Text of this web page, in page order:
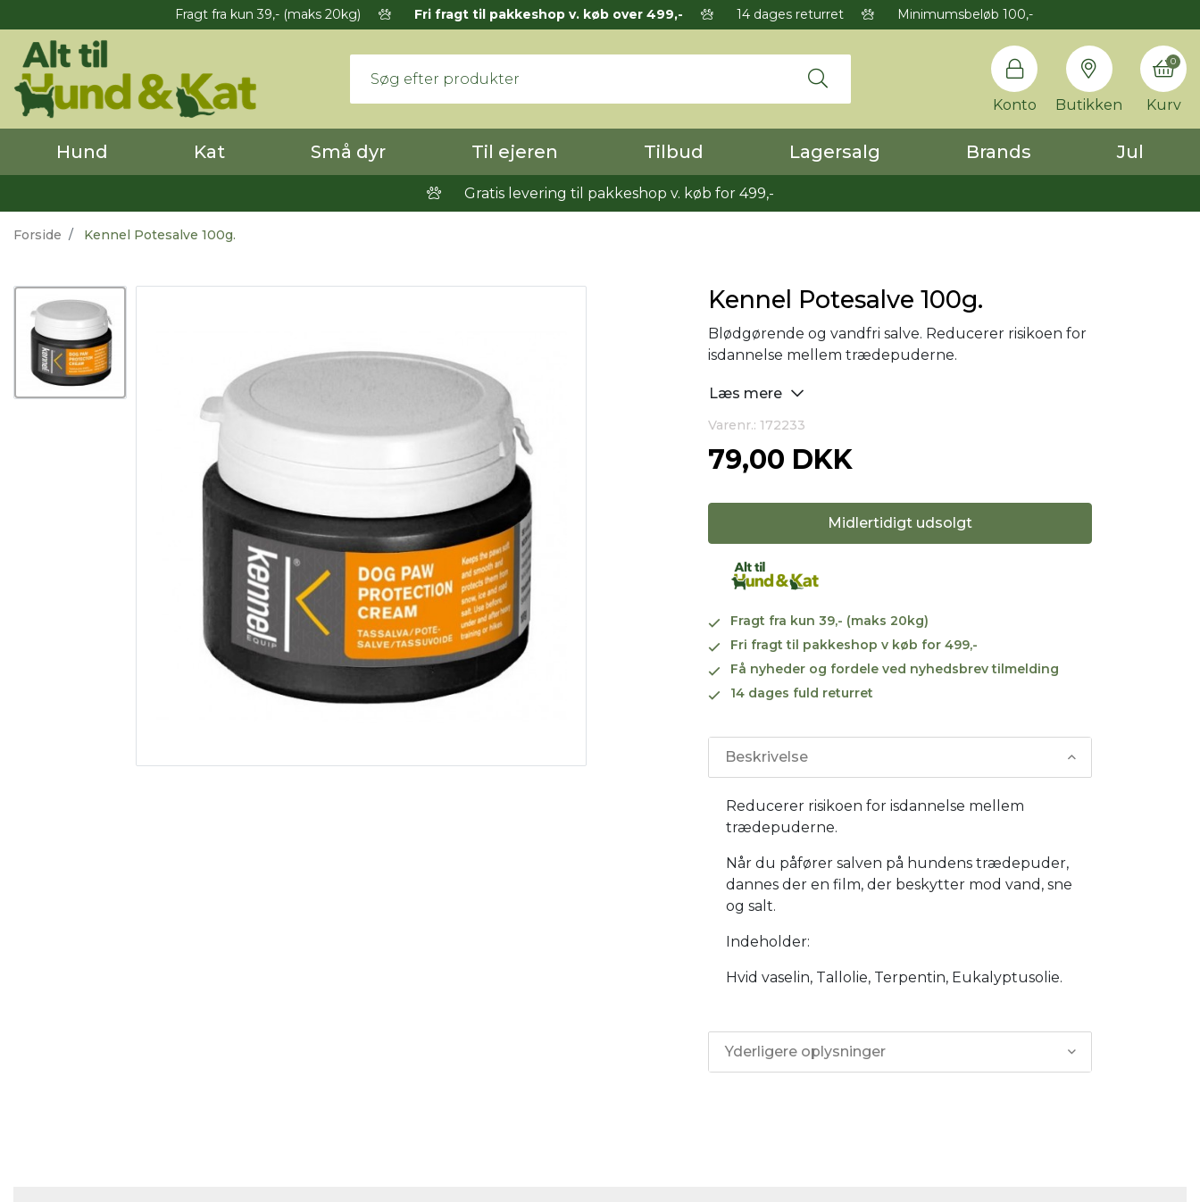
Fragt fra kun 39,- (maks 20kg) Fri fragt til pakkeshop v. køb over 499,- 14 dages returret Minimumsbeløb 100,-
Konto Butikken Kurv
0
Hund Kat Små dyr Til ejeren Tilbud Lagersalg Brands Jul
Gratis levering til pakkeshop v. køb for 499,-
Forside Kennel Potesalve 100g.
Kennel Potesalve 100g.
Blødgørende og vandfri salve. Reducerer risikoen for
isdannelse mellem trædepuderne.
Læs mere
Varenr.: 172233
79,00 DKK
Midlertidigt udsolgt
Fragt fra kun 39,- (maks 20kg)
Fri fragt til pakkeshop v køb for 499,-
Få nyheder og fordele ved nyhedsbrev tilmelding
14 dages fuld returret
Beskrivelse
Reducerer risikoen for isdannelse mellem
trædepuderne.
Når du påfører salven på hundens trædepuder,
dannes der en film, der beskytter mod vand, sne
og salt.
Indeholder:
Hvid vaselin, Tallolie, Terpentin, Eukalyptusolie.
Yderligere oplysninger